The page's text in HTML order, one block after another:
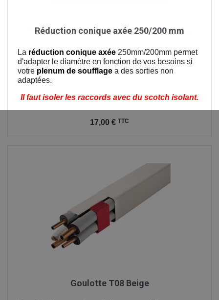
Réduction conique axée 250/200 mm
La réduction conique axée 250mm/200mm permet
d'adapter le diamètre en fonction de vos besoins si
votre plenum de soufflage a des sorties non
adaptées.
Il faut isoler les raccords avec du scotch isolant.
17,00 € TTC
Goulotte T08 Beige